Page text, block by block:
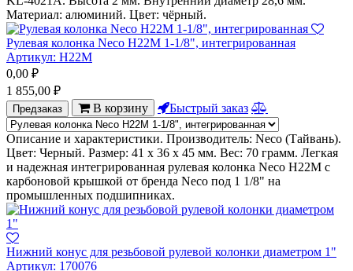
Материал: алюминий. Цвет: чёрный.
Рулевая колонка Neco H22M 1-1/8", интегрированная
Артикул: H22M
0,00 ₽
1 855,00 ₽
Предзаказ В корзину Быстрый заказ
Описание и характеристики. Производитель: Neco (Тайвань).
Цвет: Черный. Размер: 41 х 36 х 45 мм. Вес: 70 грамм. Легкая
и надежная интегрированная рулевая колонка Neco H22M с
карбоновой крышкой от бренда Neco под 1 1/8" на
промышленных подшипниках.
Нижний конус для резьбовой рулевой колонки диаметром 1"
Артикул: 170076